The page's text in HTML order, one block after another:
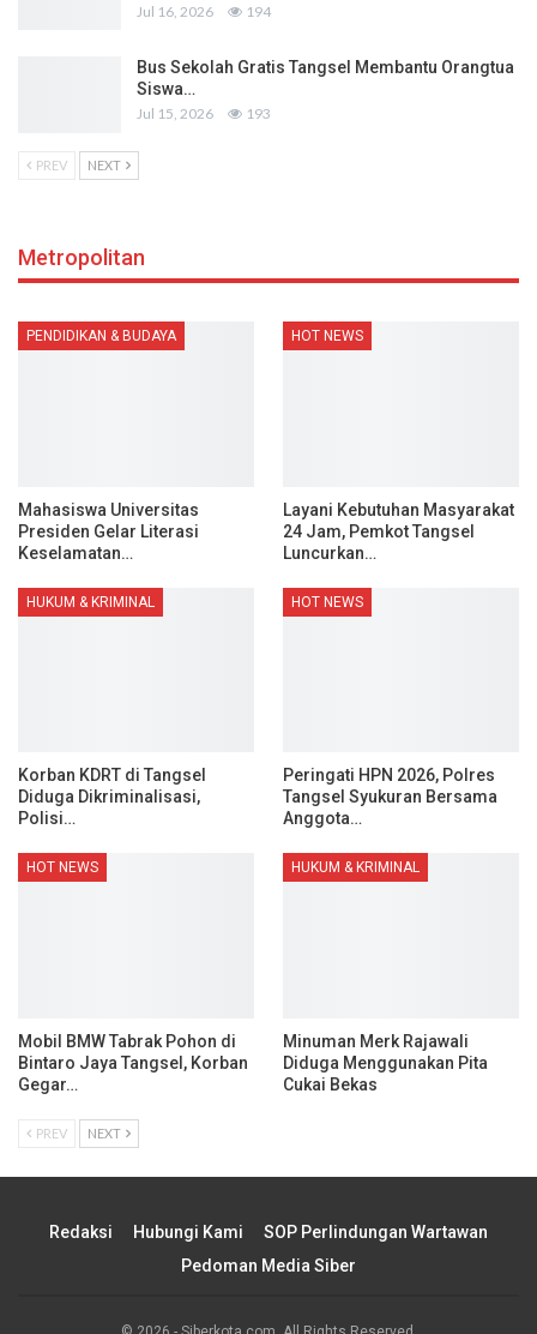
Jul 16, 2026 194
Bus Sekolah Gratis Tangsel Membantu Orangtua
Siswa…
Jul 15, 2026 193
PREV NEXT
Metropolitan
PENDIDIKAN & BUDAYA
Mahasiswa Universitas
Presiden Gelar Literasi
Keselamatan…
HOT NEWS
Layani Kebutuhan Masyarakat
24 Jam, Pemkot Tangsel
Luncurkan…
HUKUM & KRIMINAL
Korban KDRT di Tangsel
Diduga Dikriminalisasi,
Polisi…
HOT NEWS
Peringati HPN 2026, Polres
Tangsel Syukuran Bersama
Anggota…
HOT NEWS
Mobil BMW Tabrak Pohon di
Bintaro Jaya Tangsel, Korban
Gegar…
HUKUM & KRIMINAL
Minuman Merk Rajawali
Diduga Menggunakan Pita
Cukai Bekas
PREV NEXT
Redaksi Hubungi Kami
SOP Perlindungan Wartawan
Pedoman Media Siber